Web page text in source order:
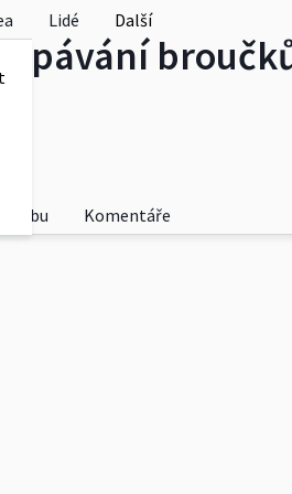
Lidé Další
O albu
Komentáře